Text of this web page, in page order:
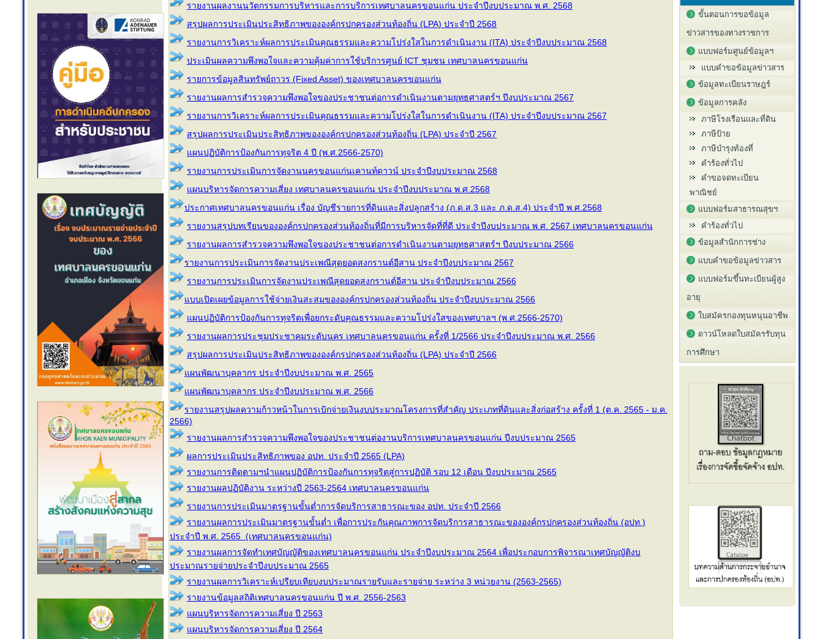
รายงานผลงานนวัตกรรมการบริหารและการบริการเทศบาลนครขอนแก่น ประจำปีงบประมาณ พ.ศ. 2568
สรุปผลการประเมินประสิทธิภาพขององค์กรปกครองส่วนท้องถิ่น (LPA) ประจำปี 2568
รายงานการวิเคราะห์ผลการประเมินคุณธรรมและความโปร่งใสในการดำเนินงาน (ITA) ประจำปีงบประมาณ 2568
ประเมินผลความพึงพอใจและความคุ้มค่าการใช้บริการศูนย์ ICT ชุมชน เทศบาลนครขอนแก่น
รายการข้อมูลสินทรัพย์ถาวร (Fixed Asset) ของเทศบาลนครขอนแก่น
รายงานผลการสำรวจความพึงพอใจของประชาชนต่อการดำเนินงานตามยุทธศาสตร์ฯ ปีงบประมาณ 2567
รายงานการวิเคราะห์ผลการประเมินคุณธรรมและความโปร่งใสในการดำเนินงาน (ITA) ประจำปีงบประมาณ 2567
สรุปผลการประเมินประสิทธิภาพขององค์กรปกครองส่วนท้องถิ่น (LPA) ประจำปี 2567
แผนปฏิบัติการป้องกันการทุจริต 4 ปี (พ.ศ.2566-2570)
รายงานการประเมินการจัดงานนครขอนแก่นเคานท์ดาวน์ ประจำปีงบประมาณ 2568
แผนบริหารจัดการความเสี่ยง เทศบาลนครขอนแก่น ประจําปีงบประมาณ พ.ศ.2568
ประกาศเทศบาลนครขอนแก่น เรื่อง บัญชีรายการที่ดินและสิ่งปลูกสร้าง (ภ.ด.ส.3 และ ภ.ด.ส.4) ประจำปี พ.ศ.2568
รายงานสรุปบทเรียนขององค์กรปกครองส่วนท้องถิ่นที่มีการบริหารจัดที่ที่ดี ประจำปีงบประมาณ พ.ศ. 2567 เทศบาลนครขอนแก่น
รายงานผลการสำรวจความพึงพอใจของประชาชนต่อการดำเนินงานตามยุทธศาสตร์ฯ ปีงบประมาณ 2566
รายงานการประเมินการจัดงานประเพณีสุดยอดสงกรานต์อีสาน ประจำปีงบประมาณ 2567
รายงานการประเมินการจัดงานประเพณีสุดยอดสงกรานต์อีสาน ประจำปีงบประมาณ 2566
แบบเปิดเผยข้อมูลการใช้จ่ายเงินสะสมขององค์กรปกครองส่วนท้องถิ่น ประจำปีงบประมาณ 2566
แผนปฏิบัติการป้องกันการทุจริตเพื่อยกระดับคุณธรรมและความโปร่งใสของเทศบาลฯ (พ.ศ.2566-2570)
รายงานผลการประชุมประชาคมระดับนคร เทศบาลนครขอนแก่น ครั้งที่ 1/2566 ประจำปีงบประมาณ พ.ศ. 2566
สรุปผลการประเมินประสิทธิภาพขององค์กรปกครองส่วนท้องถิ่น (LPA) ประจำปี 2566
แผนพัฒนาบุคลากร ประจำปีงบประมาณ พ.ศ. 2565
แผนพัฒนาบุคลากร ประจำปีงบประมาณ พ.ศ. 2566
รายงานสรุปผลความก้าวหน้าในการเบิกจ่ายเงินงบประมาณโครงการที่สำคัญ ประเภทที่ดินและสิ่งก่อสร้าง ครั้งที่ 1 (ต.ค. 2565 - ม.ค.
2566)
รายงานผลการสำรวจความพึงพอใจของประชาชนต่องานบริการเทศบาลนครขอนแก่น ปีงบประมาณ 2565
ผลการประเมินประสิทธิภาพของ อปท. ประจำปี 2565 (LPA)
รายงานการติดตามฯนำแผนปฏิบัติการป้องกันการทุจริตสู่การปฏิบัติ รอบ 12 เดือน ปีงบประมาณ 2565
รายงานผลปฏิบัติงาน ระหว่างปี 2563-2564 เทศบาลนครขอนแก่น
รายงานการประเมินมาตรฐานขั้นต่ำการจัดบริการสาธารณะของ อปท. ประจำปี 2566
รายงานผลการประเมินมาตรฐานขั้นต่ำ เพื่อการประกันคุณภาพการจัดบริการสาธารณะขององค์กรปกครองส่วนท้องถิ่น (อปท.)
ประจำปี พ.ศ. 2565 (เทศบาลนครขอนแก่น)
รายงานผลการจัดทำเทศบัญญัติของเทศบาลนครขอนแก่น ประจำปีงบประมาณ 2564 เพื่อประกอบการพิจารณาเทศบัญญัติงบ
ประมาณรายจ่ายประจำปีงบประมาณ 2565
รายงานผลการวิเคราะห์เปรียบเทียบงบประมาณรายรับและรายจ่าย ระหว่าง 3 หน่วยงาน (2563-2565)
รายงานข้อมูลสถิติเทศบาลนครขอนแก่น ปี พ.ศ. 2556-2563
แผนบริหารจัดการความเสี่ยง ปี 2563
แผนบริหารจัดการความเสี่ยง ปี 2564
ขั้นตอนการขอข้อมูล
ข่าวสารของทางราชการ
แบบฟอร์มศูนย์ข้อมูลฯ
แบบคำขอข้อมูลข่าวสาร
ข้อมูลทะเบียนราษฎร์
ข้อมูลการคลัง
ภาษีโรงเรือนและที่ดิน
ภาษีป้าย
ภาษีบำรุงท้องที่
คำร้องทั่วไป
คำขอจดทะเบียน
พาณิชย์
แบบฟอร์มสาธารณสุขฯ
คำร้องทั่วไป
ข้อมูลสำนักการช่าง
แบบคำขอข้อมูลข่าวสาร
แบบฟอร์มขึ้นทะเบียนผู้สูง
อายุ
ใบสมัครกองทุนหนุนอาชีพ
ดาวน์โหลดใบสมัครรับทุน
การศึกษา